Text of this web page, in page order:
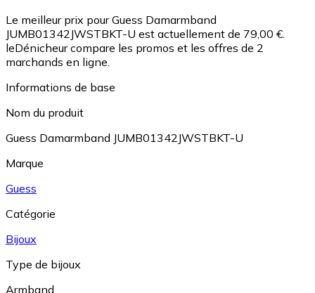
Le meilleur prix pour Guess Damarmband
JUMB01342JWSTBKT-U est actuellement de 79,00 €.
leDénicheur compare les promos et les offres de 2
marchands en ligne.
Informations de base
Nom du produit
Guess Damarmband JUMB01342JWSTBKT-U
Marque
Guess
Catégorie
Bijoux
Type de bijoux
Armband